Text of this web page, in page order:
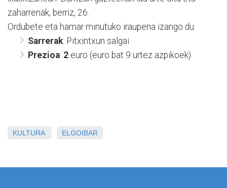
zaharrenak, berriz, 26.
Ordubete eta hamar minutuko iraupena izango du.
Sarrerak: Pitxintxun salgai
Prezioa: 2 euro (euro bat 9 urtez azpikoek)
KULTURA ELGOIBAR